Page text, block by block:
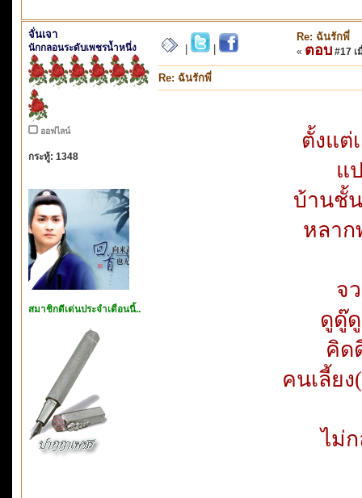
จั่นเจา
นักกลอนระดับเพชรน้ำหนึ่ง
ออฟไลน์
กระทู้: 1348
สมาชิกดีเด่นประจำเดือนนี้..
Re: ฉันรักพี่
« ตอบ #17 เ
Re: ฉันรักพี่
ตั้งแต่
แ
บ้านชั้น
หลาก
จ
ดูดู๊
คิด
คนเลี้ย
ไม่